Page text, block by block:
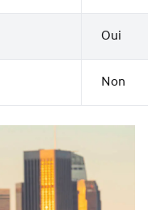
Oui
Non